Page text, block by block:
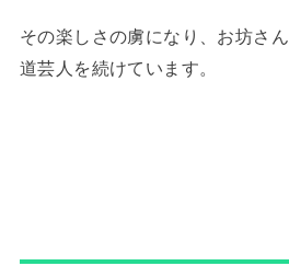
その楽しさの虜になり、お坊さ
道芸人を続けています。